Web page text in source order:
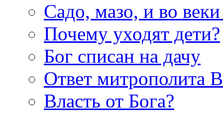
Садо, мазо, и во веки
Почему уходят дети?
Бог списан на дачу
Ответ митрополита
Власть от Бога?